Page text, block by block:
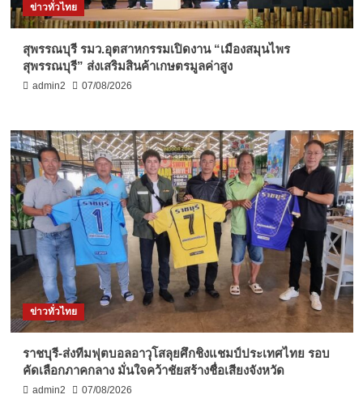
ข่าวทั่วไทย
สุพรรณบุรี รมว.อุตสาหกรรมเปิดงาน “เมืองสมุนไพร
สุพรรณบุรี” ส่งเสริมสินค้าเกษตรมูลค่าสูง
admin2 07/08/2026
ข่าวทั่วไทย
ราชบุรี-ส่งทีมฟุตบอลอาวุโสลุยศึกชิงแชมป์ประเทศไทย รอบ
คัดเลือกภาคกลาง มั่นใจคว้าชัยสร้างชื่อเสียงจังหวัด
admin2 07/08/2026